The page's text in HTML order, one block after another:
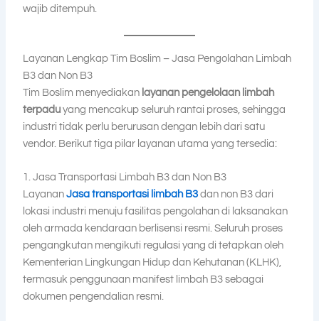
wajib ditempuh.
Layanan Lengkap Tim Boslim – Jasa Pengolahan Limbah
B3 dan Non B3
Tim Boslim menyediakan layanan pengelolaan limbah
terpadu yang mencakup seluruh rantai proses, sehingga
industri tidak perlu berurusan dengan lebih dari satu
vendor. Berikut tiga pilar layanan utama yang tersedia:
1. Jasa Transportasi Limbah B3 dan Non B3
LayananJasa transportasi limbah B3 dan non B3 dari
lokasi industri menuju fasilitas pengolahan di laksanakan
oleh armada kendaraan berlisensi resmi. Seluruh proses
pengangkutan mengikuti regulasi yang di tetapkan oleh
Kementerian Lingkungan Hidup dan Kehutanan (KLHK),
termasuk penggunaan manifest limbah B3 sebagai
dokumen pengendalian resmi.